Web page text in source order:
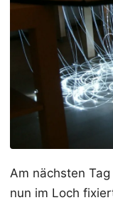
Am nächsten
nun im Loch